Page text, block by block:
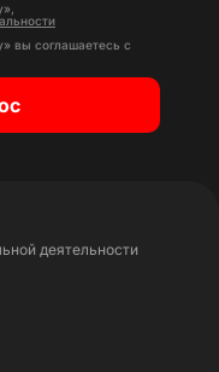
вы соглашаетесь с
деятельности